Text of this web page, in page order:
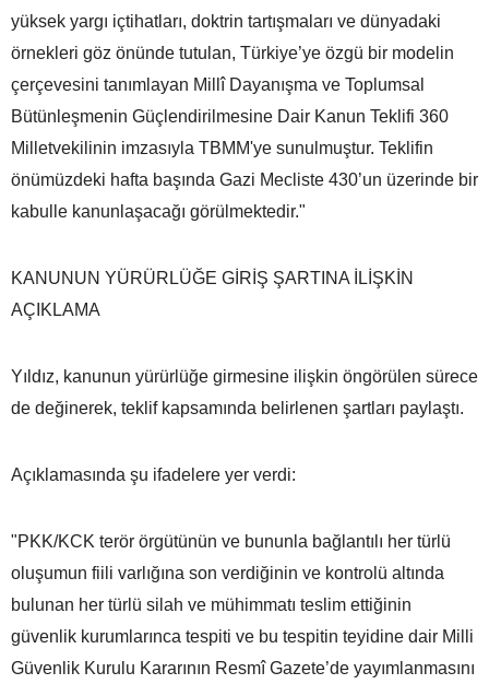
yüksek yargı içtihatları, doktrin tartışmaları ve dünyadaki
örnekleri göz önünde tutulan, Türkiye’ye özgü bir modelin
çerçevesini tanımlayan Millî Dayanışma ve Toplumsal
Bütünleşmenin Güçlendirilmesine Dair Kanun Teklifi 360
Milletvekilinin imzasıyla TBMM'ye sunulmuştur. Teklifin
önümüzdeki hafta başında Gazi Mecliste 430’un üzerinde bir
kabulle kanunlaşacağı görülmektedir."
KANUNUN YÜRÜRLÜĞE GİRİŞ ŞARTINA İLİŞKİN
AÇIKLAMA
Yıldız, kanunun yürürlüğe girmesine ilişkin öngörülen sürece
de değinerek, teklif kapsamında belirlenen şartları paylaştı.
Açıklamasında şu ifadelere yer verdi:
"PKK/KCK terör örgütünün ve bununla bağlantılı her türlü
oluşumun fiili varlığına son verdiğinin ve kontrolü altında
bulunan her türlü silah ve mühimmatı teslim ettiğinin
güvenlik kurumlarınca tespiti ve bu tespitin teyidine dair Milli
Güvenlik Kurulu Kararının Resmî Gazete’de yayımlanmasını